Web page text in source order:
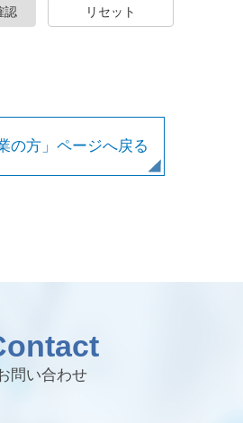
認 リセット
の方」ページへ戻る
問い合わせ